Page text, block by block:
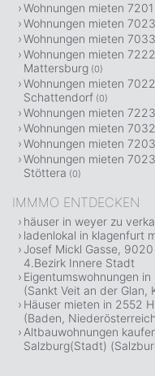
Wohnungen mieten
Wohnungen mieten
Wohnungen mieten
Wohnungen mieten
Mattersburg (0)
Wohnungen mieten 7022
Schattendorf (0)
Wohnungen mieten
Wohnungen mieten
Wohnungen mieten
Wohnungen mieten
Stöttera (0)
IMMMO ENTDECKEN
häuser in weyer zu
ladenlokal in klagenfurt
Josef Mickl Gasse,
4.Bezirk Innere Stadt
Eigentumswohnungen
(Sankt Veit an der Glan,
Häuser mieten in 2552
(Baden,
Altbauwohnungen
Salzburg(Stadt)